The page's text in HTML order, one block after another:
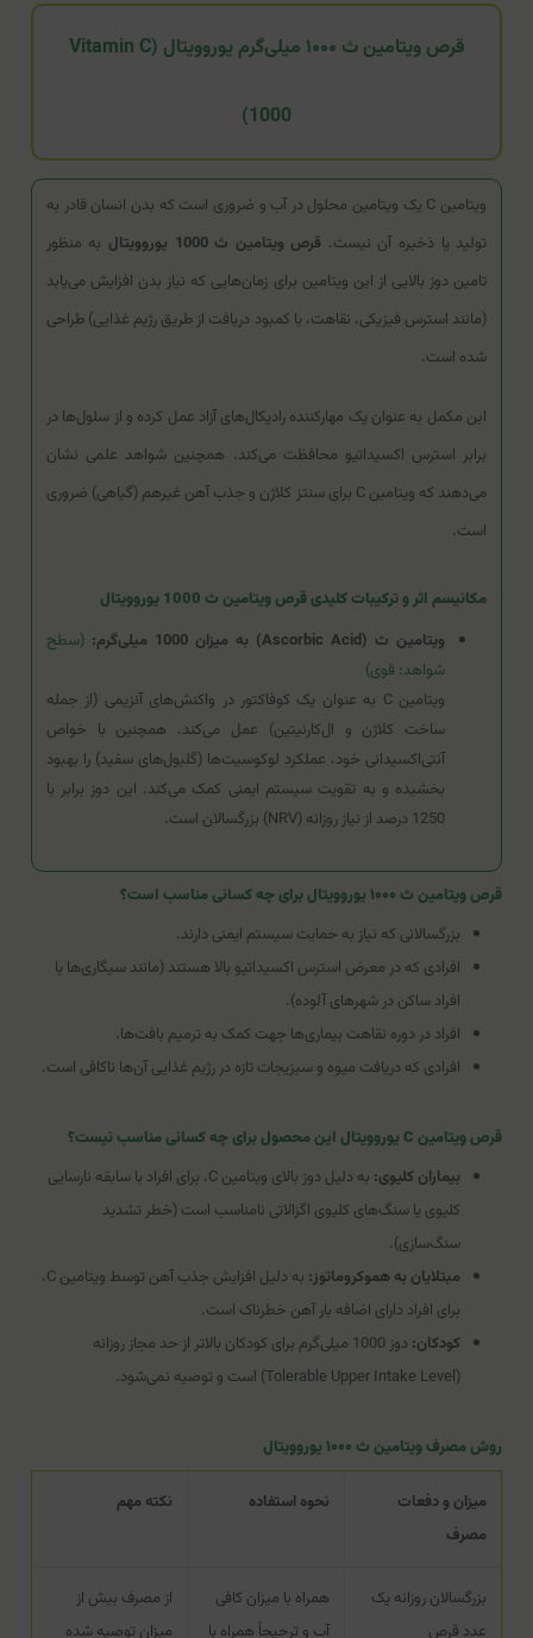
قرص ویتامین ث ۱۰۰۰ میلی‌گرم یوروویتال (Vitamin C
1000)
ویتامین C یک ویتامین محلول در آب و ضروری است که بدن انسان قادر به
تولید یا ذخیره آن نیست. قرص ویتامین ث 1000 یوروویتال
به منظور
تامین دوز بالایی از این ویتامین برای زمان‌هایی که نیاز بدن افزایش می‌یابد
(مانند استرس فیزیکی، نقاهت، یا کمبود دریافت از طریق رژیم غذایی) طراحی
شده است.
این مکمل به عنوان یک مهارکننده رادیکال‌های آزاد عمل کرده و از سلول‌ها در
برابر استرس اکسیداتیو محافظت می‌کند. همچنین شواهد علمی نشان
می‌دهند که ویتامین C برای سنتز کلاژن و جذب آهن غیرهم (گیاهی) ضروری
است.
مکانیسم اثر و ترکیبات کلیدی قرص ویتامین ث 1000 یوروویتال
ویتامین ث (Ascorbic Acid) به میزان 1000 میلی‌گرم:
(سطح
شواهد: قوی)
ویتامین C به عنوان یک کوفاکتور در واکنش‌های آنزیمی (از جمله
ساخت کلاژن و ال‌کارنیتین) عمل می‌کند. همچنین با خواص
آنتی‌اکسیدانی خود، عملکرد لوکوسیت‌ها (گلبول‌های سفید) را بهبود
بخشیده و به تقویت سیستم ایمنی کمک می‌کند. این دوز برابر با
1250 درصد از نیاز روزانه (NRV) بزرگسالان است.
قرص ویتامین ث ۱۰۰۰ یوروویتال برای چه کسانی مناسب است؟
بزرگسالانی که نیاز به حمایت سیستم ایمنی دارند.
افرادی که در معرض استرس اکسیداتیو بالا هستند (مانند سیگاری‌ها یا
افراد ساکن در شهرهای آلوده).
افراد در دوره نقاهت بیماری‌ها جهت کمک به ترمیم بافت‌ها.
افرادی که دریافت میوه و سبزیجات تازه در رژیم غذایی آن‌ها ناکافی است.
قرص ویتامین C یوروویتال این محصول برای چه کسانی مناسب نیست؟
بیماران کلیوی:
به دلیل دوز بالای ویتامین C، برای افراد با سابقه نارسایی
کلیوی یا سنگ‌های کلیوی اگزالاتی نامناسب است (خطر تشدید
سنگ‌سازی).
مبتلایان به هموکروماتوز:
به دلیل افزایش جذب آهن توسط ویتامین C،
برای افراد دارای اضافه بار آهن خطرناک است.
کودکان:
دوز 1000 میلی‌گرم برای کودکان بالاتر از حد مجاز روزانه
(Tolerable Upper Intake Level) است و توصیه نمی‌شود.
روش مصرف ویتامین ث ۱۰۰۰ یوروویتال
میزان و دفعات
مصرف
نحوه استفاده نکته مهم
بزرگسالان روزانه یک
عدد قرص
همراه با میزان کافی
آب و ترجیحاً همراه با
از مصرف بیش از
میزان توصیه شده